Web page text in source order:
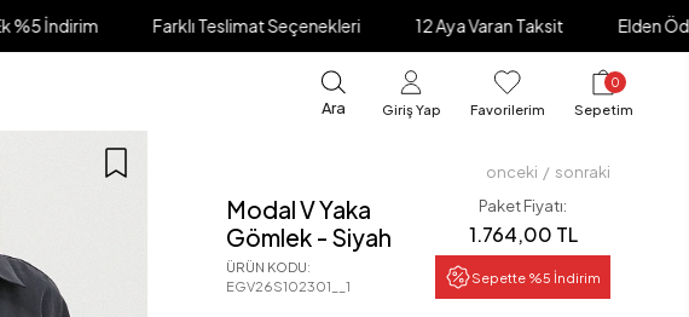
Farklı Teslimat Seçenekleri 12 Aya Varan Taksit Elden Ödeme İmkanı
Ara
Giriş Yap Favorilerim
0
Sepetim
onceki / sonraki
Modal V Yaka
Gömlek - Siyah
ÜRÜN KODU:
EGV26S102301__1
Paket Fiyatı:
1.764,00 TL
Sepette %5 İndirim